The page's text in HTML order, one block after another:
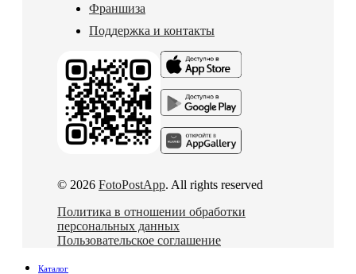
Франшиза
Поддержка и контакты
© 2026 FotoPostApp. All rights reserved
Политика в отношении обработки
персональных данных
Пользовательское соглашение
Каталог